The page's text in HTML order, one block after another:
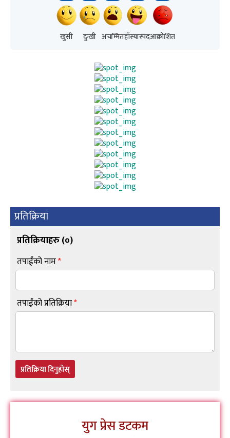
खुसी दुःखी अचम्मितहाँस्यास्पदआक्रोशित
प्रतिक्रिया
प्रतिक्रियाहरु (०)
तपाईंको नाम*
तपाईंको प्रतिक्रिया*
प्रतिक्रिया दिनुहोस्
युग प्रेस डटकम